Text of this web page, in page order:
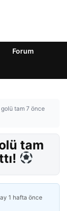
Forum
golü tam 7 önce
tam
1 hafta önce